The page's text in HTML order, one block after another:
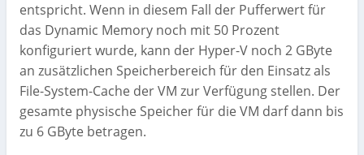
entspricht. Wenn in diesem Fall der Pufferwert für
das Dynamic Memory noch mit 50 Prozent
konfiguriert wurde, kann der Hyper-V noch 2 GByte
an zusätzlichen Speicherbereich für den Einsatz als
File-System-Cache der VM zur Verfügung stellen. Der
gesamte physische Speicher für die VM darf dann bis
zu 6 GByte betragen.